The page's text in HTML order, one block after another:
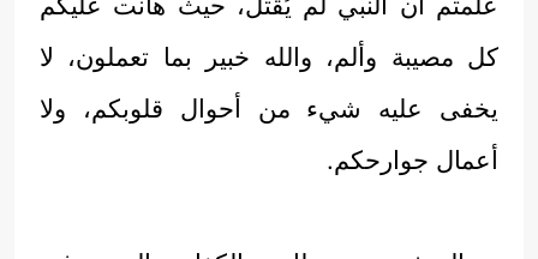
كل مصيبة وألم، والله خبير بما تعملون، لا
يخفى عليه شيء من أحوال قلوبكم، ولا
أعمال جوارحكم.